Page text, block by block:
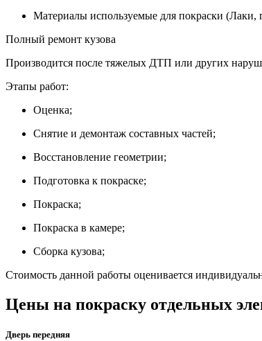
Материалы используемые для покраски (Лаки,
Полный ремонт кузова
Производится после тяжелых ДТП или других
Этапы работ:
Оценка;
Снятие и демонтаж составных частей;
Восстановление геометрии;
Подготовка к покраске;
Покраска;
Покраска в камере;
Сборка кузова;
Стоимость данной работы оценивается
Цены на покраску отдельных
Дверь передняя